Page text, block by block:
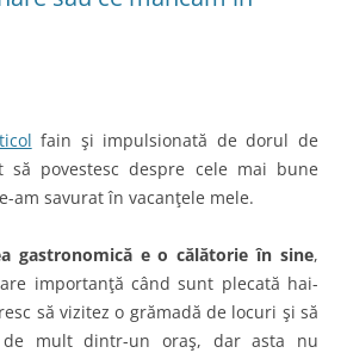
fain şi impulsionată de dorul de
să povestesc despre cele mai bune
am savurat în vacanţele mele.
gastronomică e o călătorie în sine,
importanţă când sunt plecată hai-
să vizitez o grămadă de locuri şi să
mult dintr-un oraş, dar asta nu